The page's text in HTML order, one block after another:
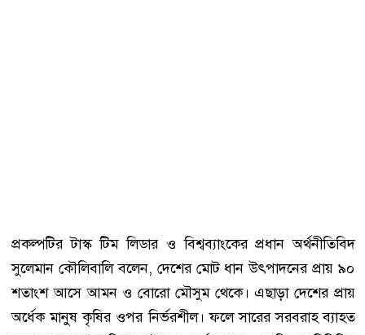
প্রকল্পটির টাস্ক টিম লিডার ও বিশ্বব্যাংকের প্রধান অর্থনীতিবিদ
সুলেমান কৌলিবালি বলেন, দেশের মোট ধান উৎপাদনের প্রায় ৯০
শতাংশ আসে আমন ও বোরো মৌসুম থেকে। এছাড়া দেশের প্রায়
অর্ধেক মানুষ কৃষির ওপর নির্ভরশীল। ফলে সারের সরবরাহ ব্যাহত